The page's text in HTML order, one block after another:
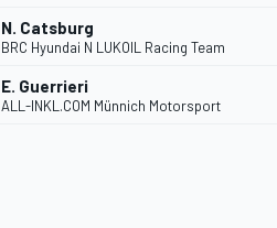
N. Catsburg
BRC Hyundai N LUKOIL Racing Team
E. Guerrieri
ALL-INKL.COM Münnich Motorsport